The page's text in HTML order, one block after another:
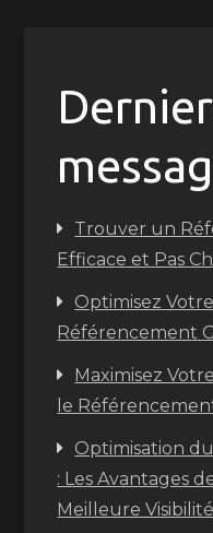
Trouver un
Efficace et Pas
Optimisez
Référencement
Maximisez
le
Optimisation
: Les Avantages
Meilleure Visibilité